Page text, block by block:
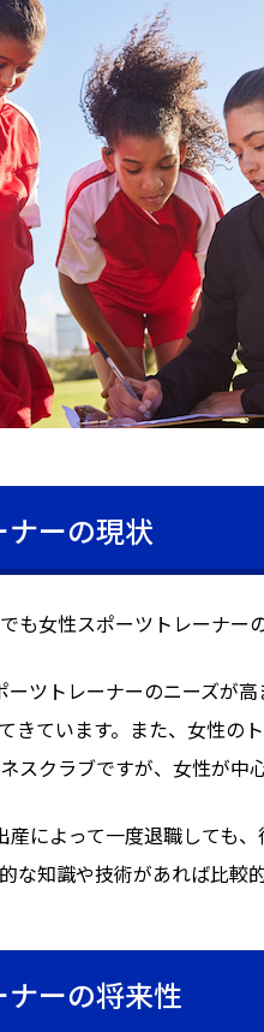
ーの現状
も女性スポーツトレーナー
ーツトレーナーのニーズが
きています。また、女性の
スクラブですが、女性が中
産によって一度退職しても
な知識や技術があれば比較
ーの将来性